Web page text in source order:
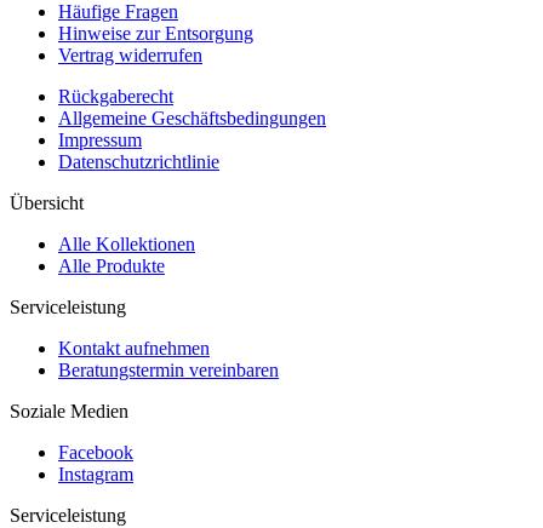
Häufige Fragen
Hinweise zur Entsorgung
Vertrag widerrufen
Rückgaberecht
Allgemeine Geschäftsbedingungen
Impressum
Datenschutzrichtlinie
Übersicht
Alle Kollektionen
Alle Produkte
Serviceleistung
Kontakt aufnehmen
Beratungstermin vereinbaren
Soziale Medien
Facebook
Instagram
Serviceleistung